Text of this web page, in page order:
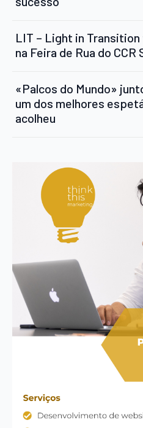
LIT – Light in Transition
na Feira de Rua do CCR
«Palcos do Mundo»
um dos melhores
acolheu